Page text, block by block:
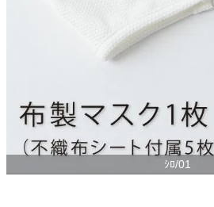
ｼﾛ/01